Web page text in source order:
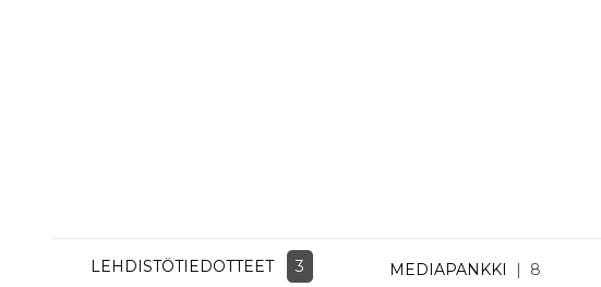
LEHDISTÖTIEDOTTEET 3 MEDIAPANKKI 8